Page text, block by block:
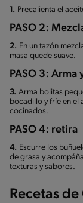
1. Precalienta el
PASO 2:
2. En un tazón
masa quede suave.
PASO 3: Arma
3. Arma bolitas
bocadillo y fríe en el
cocinados.
PASO 4: retira
4. Escurre los
de grasa y
texturas y sabores.
Recetas